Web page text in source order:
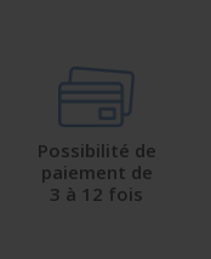
Possibilité de
paiement de
3 à 12 fois